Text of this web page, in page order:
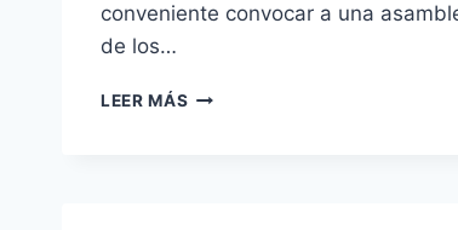
conveniente convocar a una
de los…
LEER MÁS ¿QUIÉN